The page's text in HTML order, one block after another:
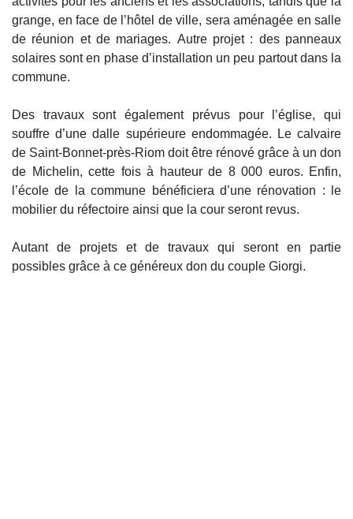
grange, en face de l’hôtel de ville, sera aménagée en salle
de réunion et de mariages. Autre projet : des panneaux
solaires sont en phase d’installation un peu partout dans la
commune.
Des travaux sont également prévus pour l’église, qui
souffre d’une dalle supérieure endommagée. Le calvaire
de Saint-Bonnet-près-Riom doit être rénové grâce à un don
de Michelin, cette fois à hauteur de 8 000 euros. Enfin,
l’école de la commune bénéficiera d’une rénovation : le
mobilier du réfectoire ainsi que la cour seront revus.
Autant de projets et de travaux qui seront en partie
possibles grâce à ce généreux don du couple Giorgi.